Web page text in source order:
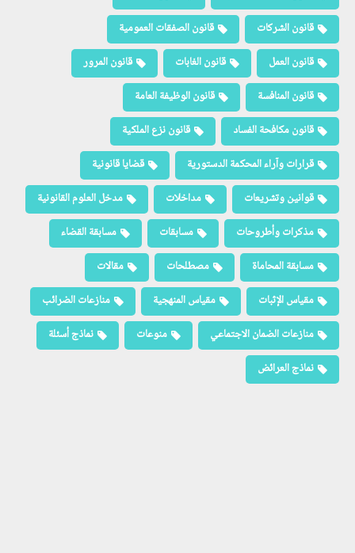
قانون الشركات
قانون الصفقات العمومية
قانون العمل
قانون الغابات
قانون المرور
قانون المنافسة
قانون الوظيفة العامة
قانون مكافحة الفساد
قانون نزع الملكية
قرارات وآراء المحكمة الدستورية
قضايا قانونية
قوانين وتشريعات
مداخلات
مدخل العلوم القانونية
مذكرات وأطروحات
مسابقات
مسابقة القضاء
مسابقة المحاماة
مصطلحات
مقالات
مقياس الإثبات
مقياس المنهجية
منازعات الضرائب
منازعات الضمان الاجتماعي
منوعات
نماذج أسئلة
نماذج العرائض